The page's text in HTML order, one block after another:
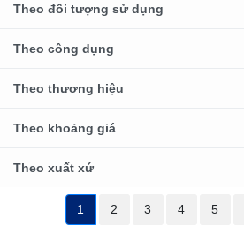
Theo đối tượng sử dụng
Theo công dụng
Theo thương hiệu
Theo khoảng giá
Theo xuất xứ
1 2 3 4 5